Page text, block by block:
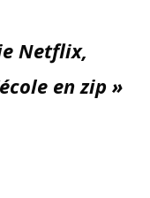
Netflix,
en zip »